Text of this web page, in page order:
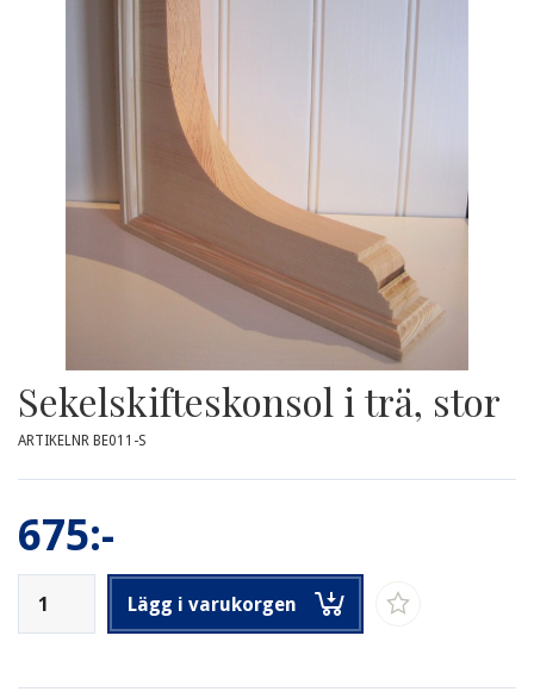
Sekelskifteskonsol i trä, stor
ARTIKELNR BE011-S
675:-
Lägg i varukorgen